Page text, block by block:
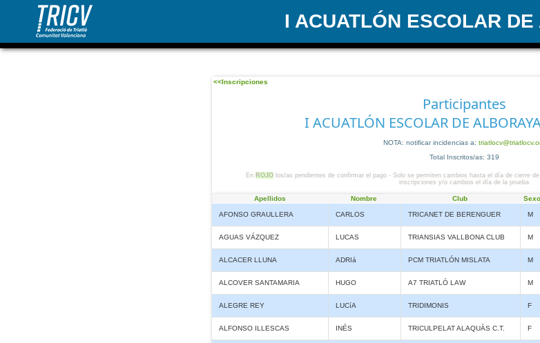
I ACUATLÓN ESCOLAR DE
<<Inscripciones
Participantes
I ACUATLÓN ESCOLAR DE
NOTA: notificar incidencias a:
Total Inscritos/as: 319
En ROJOlos/as pendientes de confirmar el pago - Solo se permiten cambios hasta el día de cierre
inscripciones y/o cambios el día de la prueba
Apellidos Nombre Club Sexo
AFONSO GRAULLERA CARLOS TRICANET DE BERENGUER M
AGUAS VÁZQUEZ LUCAS TRIANSIAS VALLBONA CLUB M
ALCACER LLUNA ADRIá PCM TRIATLÓN MISLATA M
ALCOVER SANTAMARIA HUGO A7 TRIATLÓ LAW M
ALEGRE REY LUCíA TRIDIMONIS F
ALFONSO ILLESCAS INÉS TRICULPELAT ALAQUÀS C.T. F